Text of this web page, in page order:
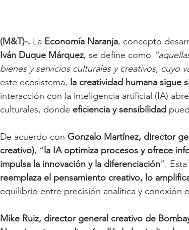
(M&T)-. La Economía Naranja, concepto
Iván Duque Márquez, se define como
bienes y servicios culturales y creativos, cuyo
este ecosistema, la creatividad humana sigue
interacción con la inteligencia artificial (IA)
culturales, donde eficiencia y sensibilidad
De acuerdo con Gonzalo Martínez, director
creativo), “ la IA optimiza procesos y ofrece
impulsa la innovación y la diferenciación”.
reemplaza el pensamiento creativo, lo
equilibrio entre precisión analítica y conexión
Mike Ruiz, director general creativo de